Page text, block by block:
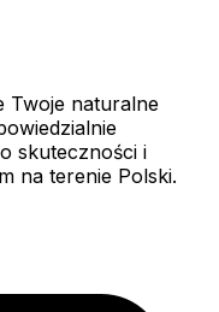
Twoje naturalne
skuteczności i
na terenie Polski.